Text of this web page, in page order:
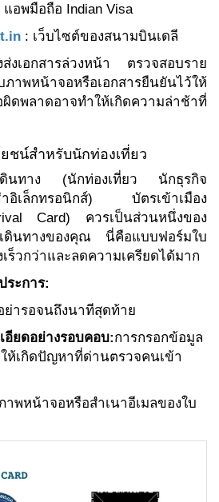
แอพมือถือ Indian Visa
: เว็บไซต์ของสนามบินเดลี
งเอกสารล่วงหน้า ตรวจสอบราย
าพหน้าจอหรือเอกสารยืนยันไว้ให้
พลาดอาจทำให้เกิดความล่าช้าที่
ชน์สำหรับนักท่องเที่ยว
เดินทาง (นักท่องเที่ยว นักธุรกิจ
เล็กทรอนิกส์) บัตรเข้าเมือง
Card) ควรเป็นส่วนหนึ่งของ
เดินทางของคุณ นี่คือแบบฟอร์มใบ
ร็วกว่าและลดความเครียดได้มาก
ะการ:
ย่ารอจนถึงนาทีสุดท้าย
อียดอย่างรอบคอบ:การกรอกข้อมูล
ห้เกิดปัญหาที่ด่านตรวจคนเข้า
าพหน้าจอหรือสำเนาอีเมลของใบ